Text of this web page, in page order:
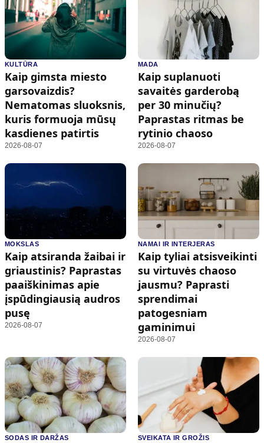
KULTŪRA
Kaip gimsta miesto
garsovaizdis?
Nematomas sluoksnis,
kuris formuoja mūsų
kasdienes patirtis
2026-08-07
MADA
Kaip suplanuoti
savaitės garderobą
per 30 minučių?
Paprastas ritmas be
rytinio chaoso
2026-08-07
MOKSLAS
Kaip atsiranda žaibai ir
griaustinis? Paprastas
paaiškinimas apie
įspūdingiausią audros
pusę
2026-08-07
NAMAI IR INTERJERAS
Kaip tyliai atsisveikinti
su virtuvės chaoso
jausmu? Paprasti
sprendimai
patogesniam
gaminimui
2026-08-07
SODAS IR DARŽAS SVEIKATA IR GROŽIS